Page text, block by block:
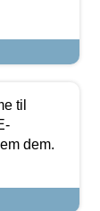
til
dem.